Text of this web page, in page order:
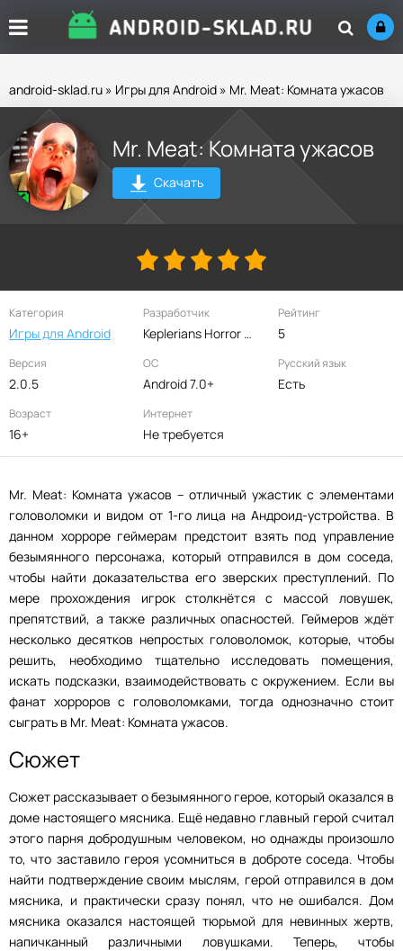
android-sklad.ru » Игры для Android » Mr. Meat: Комната ужасов
Mr. Meat: Комната ужасов
Скачать
Категория
Игры для Android
Разработчик
Keplerians Horror Games
Рейтинг
5
Версия
2.0.5
ОС
Android 7.0+
Русский язык
Есть
Возраст
16+
Интернет
Не требуется
Mr. Meat: Комната ужасов – отличный ужастик с элементами
головоломки и видом от 1-го лица на Андроид-устройства. В
данном хорроре геймерам предстоит взять под управление
безымянного персонажа, который отправился в дом соседа,
чтобы найти доказательства его зверских преступлений. По
мере прохождения игрок столкнётся с массой ловушек,
препятствий, а также различных опасностей. Геймеров ждёт
несколько десятков непростых головоломок, которые, чтобы
решить, необходимо тщательно исследовать помещения,
искать подсказки, взаимодействовать с окружением. Если вы
фанат хорроров с головоломками, тогда однозначно стоит
сыграть в Mr. Meat: Комната ужасов.
Сюжет
Сюжет рассказывает о безымянного герое, который оказался в
доме настоящего мясника. Ещё недавно главный герой считал
этого парня добродушным человеком, но однажды произошло
то, что заставило героя усомниться в доброте соседа. Чтобы
найти подтверждение своим мыслям, герой отправился в дом
мясника, и практически сразу понял, что не ошибался. Дом
мясника оказался настоящей тюрьмой для невинных жертв,
напичканный различными ловушками. Теперь, чтобы